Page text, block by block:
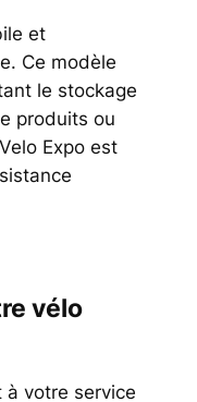
et
Ce modèle
le stockage
produits ou
Expo est
vélo
à votre service